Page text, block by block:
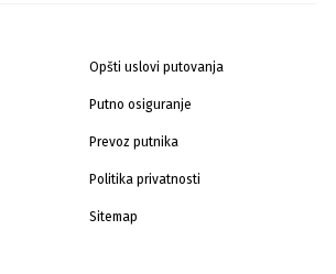
Opšti uslovi putovanja
Putno osiguranje
Prevoz putnika
Politika privatnosti
Sitemap